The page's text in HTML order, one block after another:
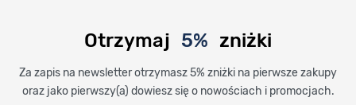
Otrzymaj 5% zniżki
Za zapis na newsletter otrzymasz 5% zniżki na pierwsze zakupy
oraz jako pierwszy(a) dowiesz się o nowościach i promocjach.